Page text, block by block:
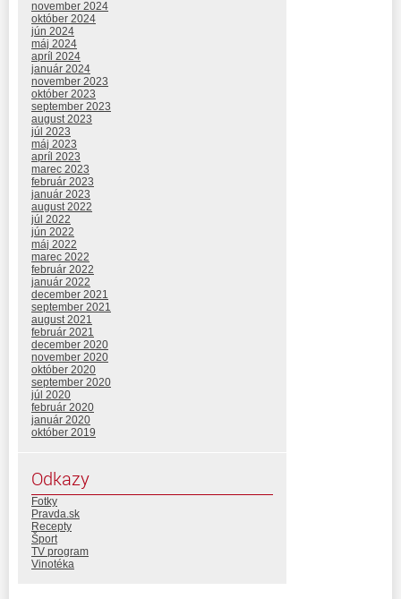
november 2024
október 2024
jún 2024
máj 2024
apríl 2024
január 2024
november 2023
október 2023
september 2023
august 2023
júl 2023
máj 2023
apríl 2023
marec 2023
február 2023
január 2023
august 2022
júl 2022
jún 2022
máj 2022
marec 2022
február 2022
január 2022
december 2021
september 2021
august 2021
február 2021
december 2020
november 2020
október 2020
september 2020
júl 2020
február 2020
január 2020
október 2019
Odkazy
Fotky
Pravda.sk
Recepty
Šport
TV program
Vinotéka